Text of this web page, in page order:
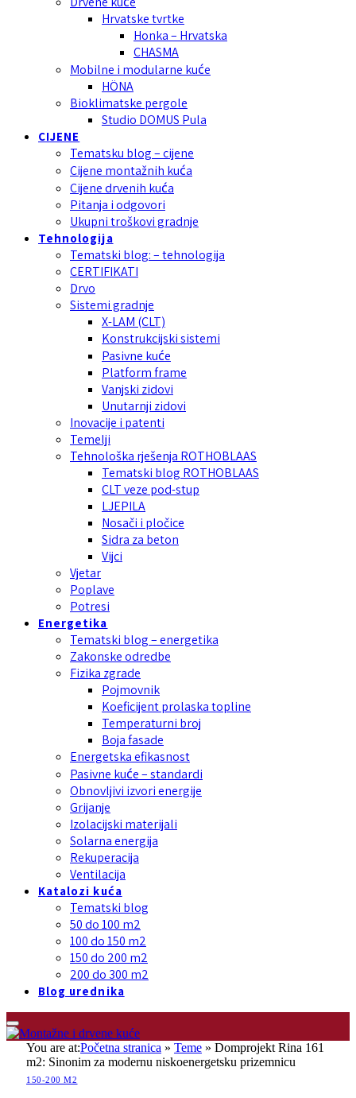
Hrvatske tvrtke
Honka – Hrvatska
CHASMA
Mobilne i modularne kuće
HÖNA
Bioklimatske pergole
Studio DOMUS Pula
CIJENE
Tematsku blog – cijene
Cijene montažnih kuća
Cijene drvenih kuća
Pitanja i odgovori
Ukupni troškovi gradnje
Tehnologija
Tematski blog: – tehnologija
CERTIFIKATI
Drvo
Sistemi gradnje
X-LAM (CLT)
Konstrukcijski sistemi
Pasivne kuće
Platform frame
Vanjski zidovi
Unutarnji zidovi
Inovacije i patenti
Temelji
Tehnološka rješenja ROTHOBLAAS
Tematski blog ROTHOBLAAS
CLT veze pod-stup
LJEPILA
Nosači i pločice
Sidra za beton
Vijci
Vjetar
Poplave
Potresi
Energetika
Tematski blog – energetika
Zakonske odredbe
Fizika zgrade
Pojmovnik
Koeficijent prolaska topline
Temperaturni broj
Boja fasade
Energetska efikasnost
Pasivne kuće – standardi
Obnovljivi izvori energije
Grijanje
Izolacijski materijali
Solarna energija
Rekuperacija
Ventilacija
Katalozi kuća
Tematski blog
50 do 100 m2
100 do 150 m2
150 do 200 m2
200 do 300 m2
Blog urednika
You are at:Početna stranica » Teme » Domprojekt Rina 161
m2: Sinonim za modernu niskoenergetsku prizemnicu
150-200 M2